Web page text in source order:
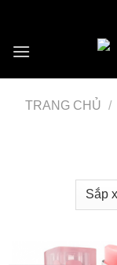
content
TRANG CHỦ /